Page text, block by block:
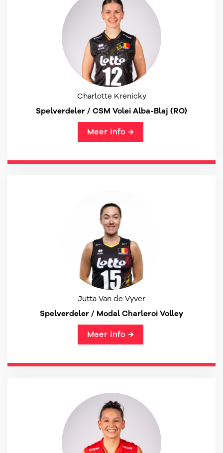
Charlotte Krenicky
Spelverdeler / CSM Volei Alba-Blaj (RO)
Meer info →
Jutta Van de Vyver
Spelverdeler / Modal Charleroi Volley
Meer info →